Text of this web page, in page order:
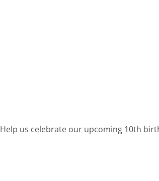
Help us celebrate our upcoming 10th